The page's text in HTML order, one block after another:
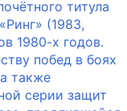
титула
(1983,
1980-х годов.
побед в боях
также
серии защит